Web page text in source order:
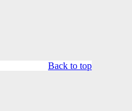
Back to top